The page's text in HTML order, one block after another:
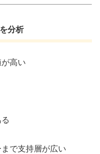
分析
高い
で支持層が広い